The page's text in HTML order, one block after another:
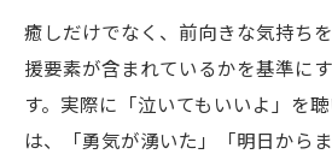
癒しだけでなく、前向きな気持ち
援要素が含まれているかを基準に
す。実際に「泣いてもいいよ」を
は、「勇気が湧いた」「明日から